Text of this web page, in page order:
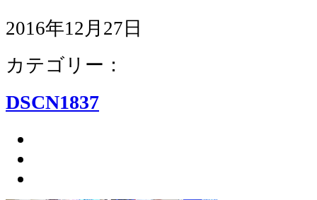
2016年12月27日
カテゴリー：
DSCN1837